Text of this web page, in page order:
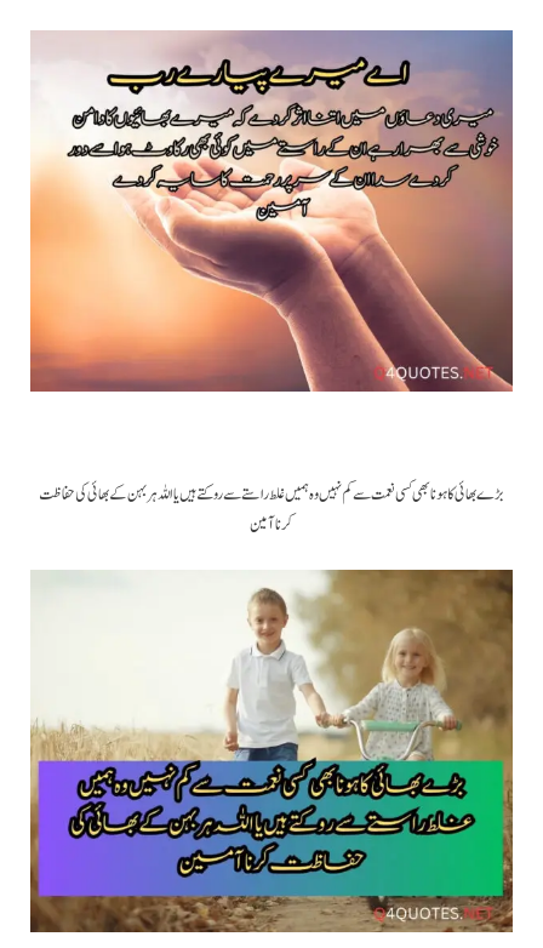
بڑے بھائی کا ہونا بھی کسی نعمت سے کم نہیں وہ ہمیں غلط راستے سے روکتے ہیں یا اللہ ہر بہن کے بھائی کی حفاظت
کرنا آمین